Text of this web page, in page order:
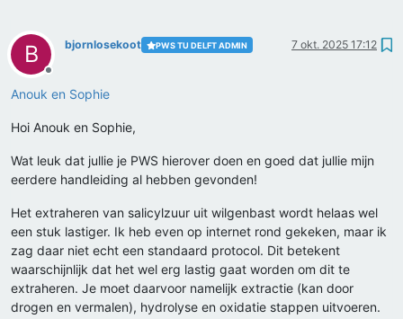
B
Offline
bjornlosekoot PWS TU DELFT ADMIN 7 okt. 2025 17:12
Anouk en Sophie
Hoi Anouk en Sophie,
Wat leuk dat jullie je PWS hierover doen en goed dat jullie mijn
eerdere handleiding al hebben gevonden!
Het extraheren van salicylzuur uit wilgenbast wordt helaas wel
een stuk lastiger. Ik heb even op internet rond gekeken, maar ik
zag daar niet echt een standaard protocol. Dit betekent
waarschijnlijk dat het wel erg lastig gaat worden om dit te
extraheren. Je moet daarvoor namelijk extractie (kan door
drogen en vermalen), hydrolyse en oxidatie stappen uitvoeren.